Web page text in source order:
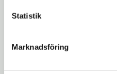
Statistik
Marknadsföring
– Vi har lagt kraft på att
schema och bemanning
hållbara arbetsvillkor och
fortsätter med dialog om hur